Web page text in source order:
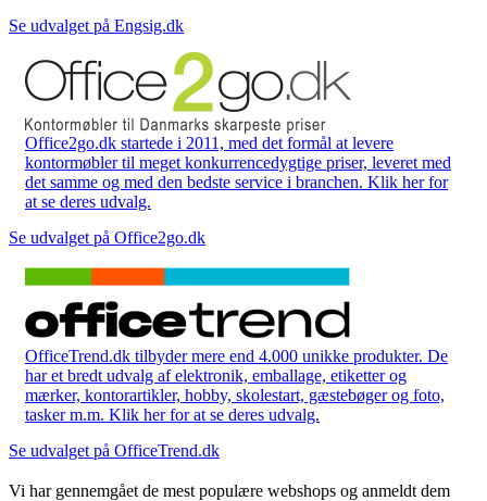
Se udvalget på Engsig.dk
Office2go.dk startede i 2011, med det formål at levere
kontormøbler til meget konkurrencedygtige priser, leveret med
det samme og med den bedste service i branchen. Klik her for
at se deres udvalg.
Se udvalget på Office2go.dk
OfficeTrend.dk tilbyder mere end 4.000 unikke produkter. De
har et bredt udvalg af elektronik, emballage, etiketter og
mærker, kontorartikler, hobby, skolestart, gæstebøger og foto,
tasker m.m. Klik her for at se deres udvalg.
Se udvalget på OfficeTrend.dk
Vi har gennemgået de mest populære webshops og anmeldt dem